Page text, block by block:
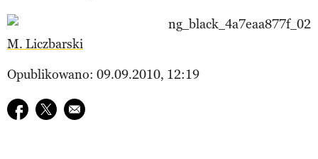
M. Liczbarski
Opublikowano: 09.09.2010, 12:19
Udostępnij na facebook
Udostępnij na twitter
E-mail do przyjaciela